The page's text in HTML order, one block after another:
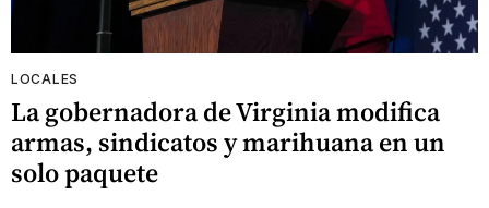
LOCALES
La gobernadora de Virginia modifica
armas, sindicatos y marihuana en un
solo paquete